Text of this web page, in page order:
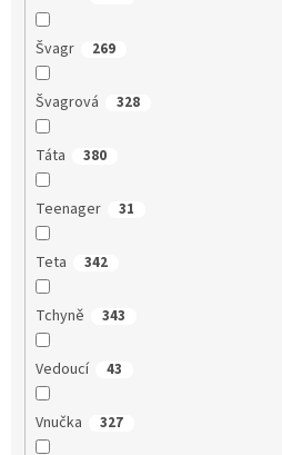
Švagr 269
Švagrová 328
Táta 380
Teenager 31
Teta 342
Tchyně 343
Vedoucí 43
Vnučka 327